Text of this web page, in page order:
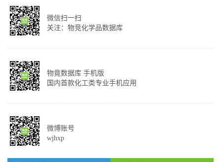
微信扫一扫
关注：物竞化学品数据库
物竟数据库 手机版
国内首款化工类专业手机应用
微博账号
wjhxp